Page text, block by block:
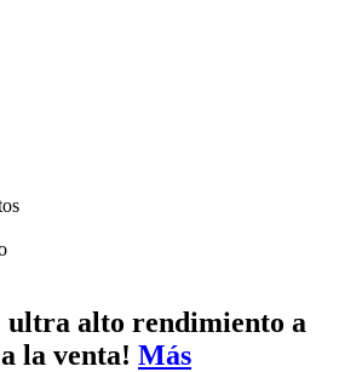
ultra alto rendimiento a
la venta! Más